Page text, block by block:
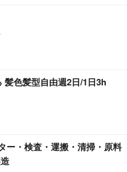
髪色髪型自由週2日/1日3h
ー・検査・運搬・清掃・原料